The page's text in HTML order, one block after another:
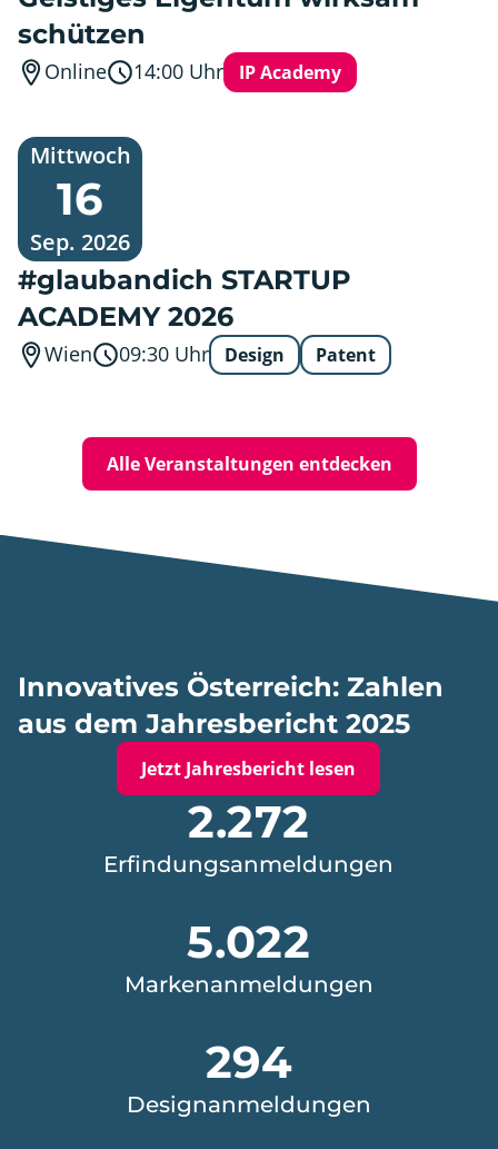
schützen
Online 14:00 Uhr IP Academy
Mittwoch
16
Sep. 2026
Mittwoch,
16.
September
#glaubandich STARTUP
ACADEMY 2026
Wien 09:30 Uhr Design Patent
Alle Veranstaltungen entdecken
Innovatives Österreich: Zahlen
aus dem Jahresbericht 2025
Jetzt Jahresbericht lesen
2272
Erfindungsanmeldungen
2.272
Erfindungsanmeldungen
5022
Markenanmeldungen
5.022
Markenanmeldungen
294
Designanmeldungen
294
Designanmeldungen